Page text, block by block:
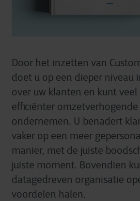
Door het inzetten van
doet u op een dieper niveau
over uw klanten en kunt
efficiënter omzetverhogende
ondernemen. U benadert
vaker op een meer
manier, met de juiste
juiste moment. Bovendien
datagedreven organisatie
voordelen halen.